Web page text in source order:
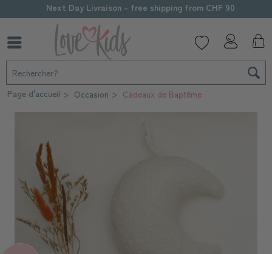
Next Day Livraison - free shipping from CHF 90
Page d'accueil Occasion Cadeaux de Baptême